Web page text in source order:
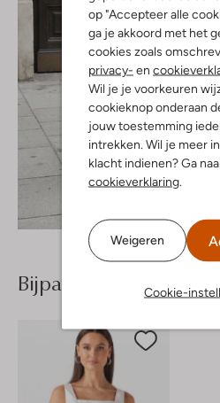
op "Accepteer alle
ga je akkoord met het
cookies zoals
privacy- en
Wil je je voorkeuren
cookieknop onderaan
jouw toestemming
intrekken. Wil je meer
klacht indienen? Ga
cookieverklaring
Weigeren
Cookie-
Bijpassende producten